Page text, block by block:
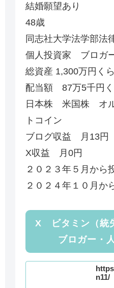
結婚願望あり
48歳
同志社大学法学部法
個人投資家 ブロガ
総資産 1,300万円く
配当額 87万5千円
日本株 米国株 オ
トコイン
ブログ収益 月13円
X収益 月0円
２０２３年５月から
２０２４年１０月か
X ビタミン（統
ブロガー・
n11/